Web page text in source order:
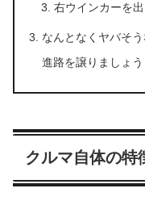
右ウインカーを
なんとなくヤバそ
進路を譲りましょう
クルマ自体の特